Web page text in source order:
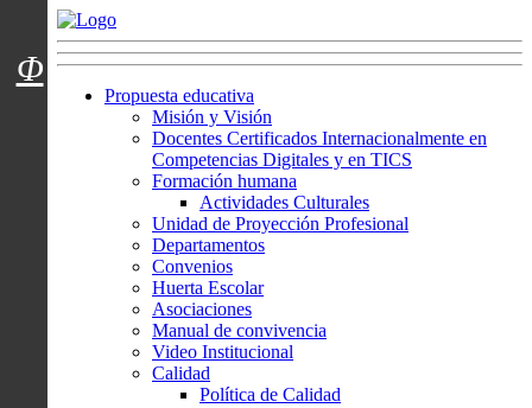
Menú usuarios
Propuesta educativa
Misión y Visión
Docentes Certificados Internacionalmente en
Competencias Digitales y en TICS
Formación humana
Actividades Culturales
Unidad de Proyección Profesional
Departamentos
Convenios
Huerta Escolar
Asociaciones
Manual de convivencia
Video Institucional
Calidad
Política de Calidad
Φ